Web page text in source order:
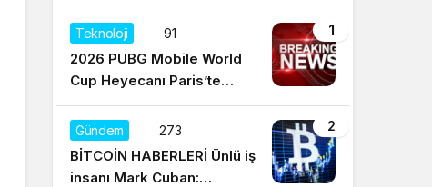
1
Teknoloji 91
2026 PUBG Mobile World
Cup Heyecanı Paris’te
Başlıyor
2
Gündem 273
BİTCOİN HABERLERİ Ünlü iş
insanı Mark Cuban: